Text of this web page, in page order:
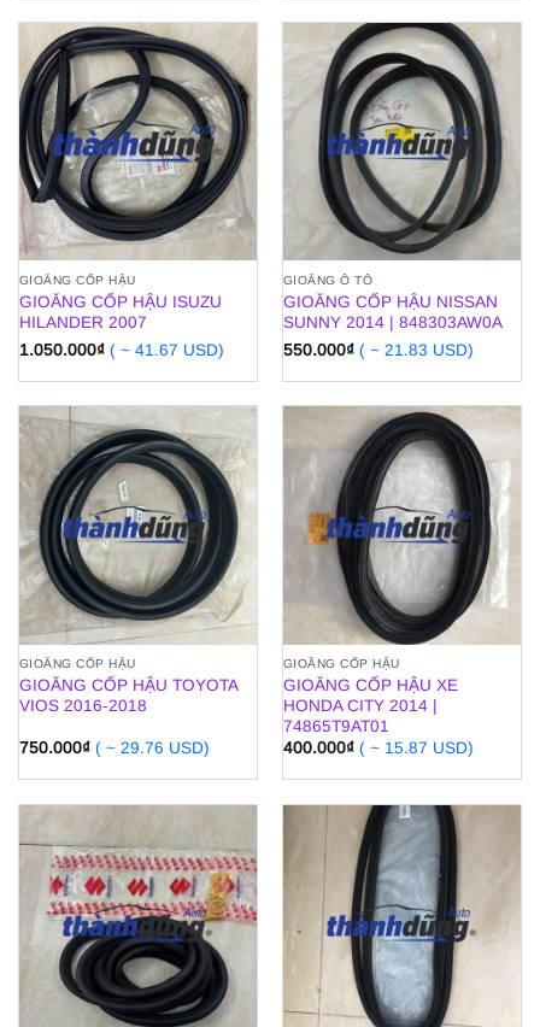
GIOĂNG CỐP HẬU
GIOĂNG CỐP HẬU ISUZU
HILANDER 2007
1.050.000₫ ( ~ 41.67 USD)
GIOĂNG Ô TÔ
GIOĂNG CỐP HẬU NISSAN
SUNNY 2014 | 848303AW0A
550.000₫ ( ~ 21.83 USD)
GIOĂNG CỐP HẬU
GIOĂNG CỐP HẬU TOYOTA
VIOS 2016-2018
750.000₫ ( ~ 29.76 USD)
GIOĂNG CỐP HẬU
GIOĂNG CỐP HẬU XE
HONDA CITY 2014 |
74865T9AT01
400.000₫ ( ~ 15.87 USD)